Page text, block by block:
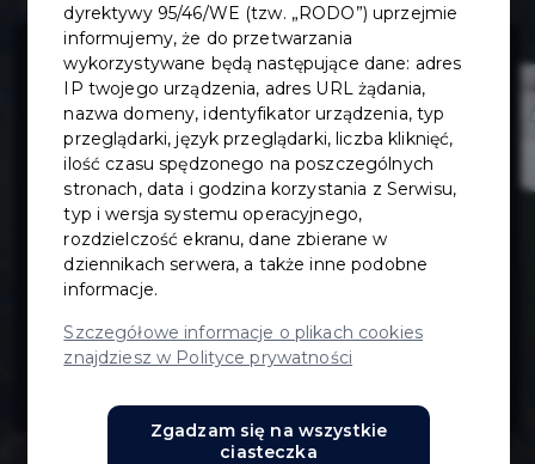
Modernizacja
sieci kanalizacji
deszczowej ul.
Cichej w
Pruszczu
Gdańskim
dyrektywy 95/46/WE (tzw. „RODO”) uprzejmie
informujemy, że do przetwarzania
wykorzystywane będą następujące dane: adres
IP twojego urządzenia, adres URL żądania,
nazwa domeny, identyfikator urządzenia, typ
przeglądarki, język przeglądarki, liczba kliknięć,
ilość czasu spędzonego na poszczególnych
stronach, data i godzina korzystania z Serwisu,
typ i wersja systemu operacyjnego,
rozdzielczość ekranu, dane zbierane w
dziennikach serwera, a także inne podobne
informacje.
Szczegółowe informacje o plikach cookies
znajdziesz w Polityce prywatności
Zgadzam się na wszystkie
ciasteczka